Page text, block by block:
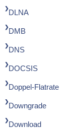
DLNA
DMB
DNS
DOCSIS
Doppel-Flatrate
Downgrade
Download